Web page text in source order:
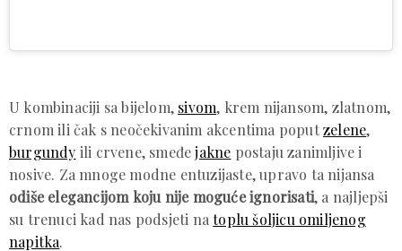
U kombinaciji sa bijelom, sivom, krem nijansom, zlatnom,
crnom ili čak s neočekivanim akcentima poputzelene,
burgundy ili crvene, smeđejakne postaju zanimljive i
nosive. Za mnoge modne entuzijaste, upravo ta nijansa
odiše elegancijom koju nije moguće ignorisati, a najljepši
su trenuci kad nas podsjeti natoplu šoljicu omiljenog
napitka.